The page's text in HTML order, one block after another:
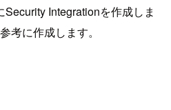
Integrationを作成しま
考に作成します。